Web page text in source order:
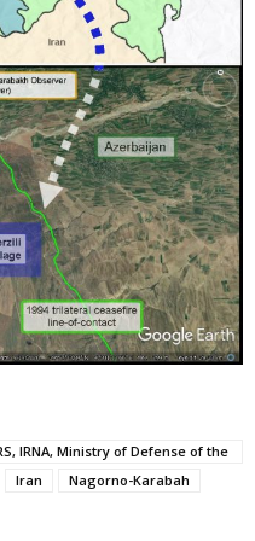
IRNA, Ministry of Defense of the
Iran
Nagorno-Karabah